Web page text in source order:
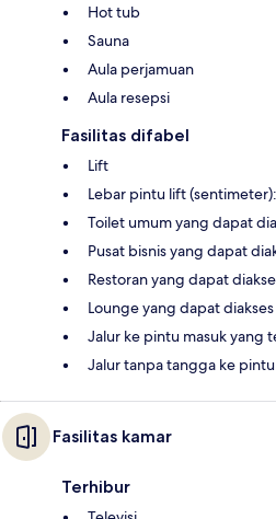
Hot tub
Sauna
Aula perjamuan
Aula resepsi
Fasilitas difabel
Lift
Lebar pintu lift
Toilet umum yang dapat
Pusat bisnis yang dapat
Restoran yang dapat
Lounge yang dapat
Jalur ke pintu masuk yang
Jalur tanpa tangga ke
Fasilitas kamar
Terhibur